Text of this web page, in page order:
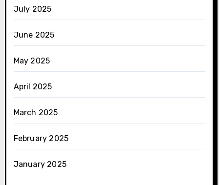
July 2025
June 2025
May 2025
April 2025
March 2025
February 2025
January 2025